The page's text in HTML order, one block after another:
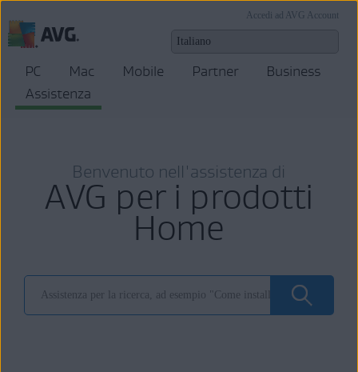
Accedi ad AVG Account
PC Mac Mobile Partner
Business
Assistenza
Benvenuto nell'assistenza di
AVG per i prodotti
Home